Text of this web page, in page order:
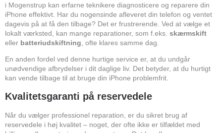
i Mogenstrup kan erfarne teknikere diagnosticere og reparere din
iPhone effektivt. Har du nogensinde afleveret din telefon og ventet
dagevis på at få den tilbage? Det er frustrerende. Ved at vælge et
lokalt værksted, kan mange reparationer, som f.eks. skærmskift
eller batteriudskiftning , ofte klares samme dag.
En anden fordel ved denne hurtige service er, at du undgår
unødvendige afbrydelser i dit daglige liv. Det betyder, at du hurtigt
kan vende tilbage til at bruge din iPhone problemfrit.
Kvalitetsgaranti på reservedele
Når du vælger professionel reparation, er du sikret brug af
reservedele i høj kvalitet – noget, der ofte ikke er tilfældet med